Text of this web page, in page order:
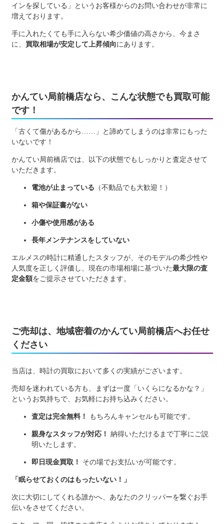
インを探している」というお客様からのお問い合わせが非常に
増えております。
手に入れたくても手に入らない希少価値の高さから、今まさ
に、 買取相場が安定して上昇傾向にあります。
かんてい局前橋店なら、こんな状態でも買取可能
です！
「古くて傷があるから……」と諦めてしまうのは非常にもった
いないです！
かんてい局前橋店では、以下の状態でもしっかりと査定させて
いただきます。
電池が止まっている （不動品でも大歓迎！）
箱や保証書がない
小傷や使用感がある
長年メンテナンスをしていない
エルメスの時計に精通したスタッフが、そのモデルの希少性や
人気度を正しく評価し、現在の市場相場に基づいた最大限の査
定金額をご提示させていただきます。
ご売却は、地域密着のかんてい局前橋店へお任せ
ください
当店は、時計の買取において多くの実績がございます。
売却を迷われている方も、まずは一度「いくらになるかな？」
というお気持ちで、お気軽にお持ち込みください。
査定は完全無料！ もちろんキャンセルも可能です。
親身なスタッフが対応！ 納得いただけるまで丁寧にご説
明いたします。
即日現金買取！ その場でお支払いが可能です。
「眠らせておくのはもったいない！」
次に大切にしてくれる誰かへ、あなたのクリッパーを繋ぐお手
伝いをさせてください。